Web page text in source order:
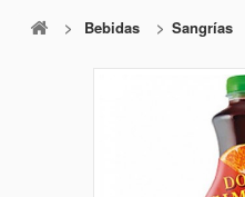
ALIMENTACIÓN
CARNICERÍA Y CHARCUTERÍA
> Bebidas > Sangrías